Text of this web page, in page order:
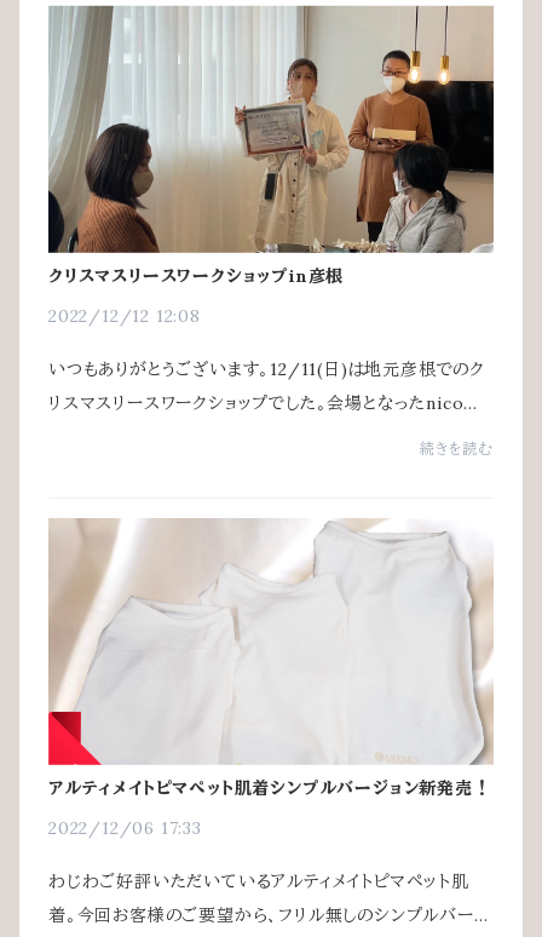
クリスマスリースワークショップin彦根
2022/12/12 12:08
いつもありがとうございます。12/11(日)は地元彦根でのク
リスマスリースワークショップでした。会場となったnico＋
(ニコタス)様はアレルギーに配慮し、有害物質を出さない住
続きを読む
アルティメイトピマペット肌着シンプルバージョン新発売！
2022/12/06 17:33
わじわご好評いただいているアルティメイトピマペット肌
着。今回お客様のご要望から、フリル無しのシンプルバージ